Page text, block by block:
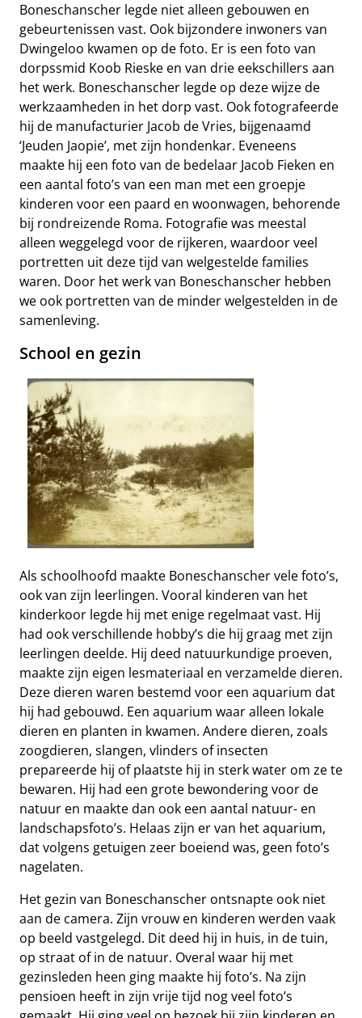
Boneschanscher legde niet alleen gebouwen en
gebeurtenissen vast. Ook bijzondere inwoners van
Dwingeloo kwamen op de foto. Er is een foto van
dorpssmid Koob Rieske en van drie eekschillers aan
het werk. Boneschanscher legde op deze wijze de
werkzaamheden in het dorp vast. Ook fotografeerde
hij de manufacturier Jacob de Vries, bijgenaamd
‘Jeuden Jaopie’, met zijn hondenkar. Eveneens
maakte hij een foto van de bedelaar Jacob Fieken en
een aantal foto’s van een man met een groepje
kinderen voor een paard en woonwagen, behorende
bij rondreizende Roma. Fotografie was meestal
alleen weggelegd voor de rijkeren, waardoor veel
portretten uit deze tijd van welgestelde families
waren. Door het werk van Boneschanscher hebben
we ook portretten van de minder welgestelden in de
samenleving.
School en gezin
Als schoolhoofd maakte Boneschanscher vele foto’s,
ook van zijn leerlingen. Vooral kinderen van het
kinderkoor legde hij met enige regelmaat vast. Hij
had ook verschillende hobby’s die hij graag met zijn
leerlingen deelde. Hij deed natuurkundige proeven,
maakte zijn eigen lesmateriaal en verzamelde dieren.
Deze dieren waren bestemd voor een aquarium dat
hij had gebouwd. Een aquarium waar alleen lokale
dieren en planten in kwamen. Andere dieren, zoals
zoogdieren, slangen, vlinders of insecten
prepareerde hij of plaatste hij in sterk water om ze te
bewaren. Hij had een grote bewondering voor de
natuur en maakte dan ook een aantal natuur- en
landschapsfoto’s. Helaas zijn er van het aquarium,
dat volgens getuigen zeer boeiend was, geen foto’s
nagelaten.
Het gezin van Boneschanscher ontsnapte ook niet
aan de camera. Zijn vrouw en kinderen werden vaak
op beeld vastgelegd. Dit deed hij in huis, in de tuin,
op straat of in de natuur. Overal waar hij met
gezinsleden heen ging maakte hij foto’s. Na zijn
pensioen heeft in zijn vrije tijd nog veel foto’s